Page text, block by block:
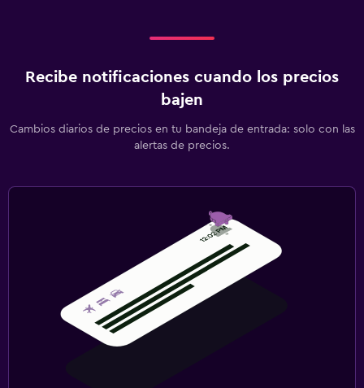
Recibe notificaciones cuando los precios
bajen
Cambios diarios de precios en tu bandeja de entrada: solo con las
alertas de precios.